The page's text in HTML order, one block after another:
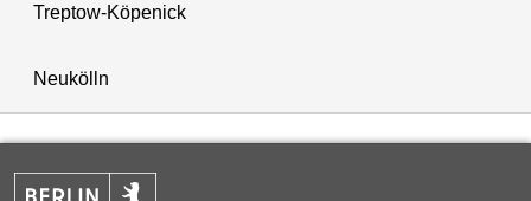
Treptow-Köpenick
Neukölln